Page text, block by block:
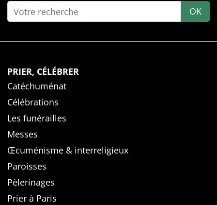
OK
PRIER, CÉLÉBRER
Catéchuménat
Célébrations
Les funérailles
Messes
Œcuménisme & interreligieux
Paroisses
Pèlerinages
Prier à Paris